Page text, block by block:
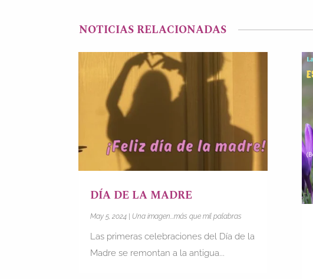
NOTICIAS RELACIONADAS
DÍA DE LA MADRE
May 5, 2024 | Una imagen...más que mil palabras
Las primeras celebraciones del Día de la
Madre se remontan a la antigua...